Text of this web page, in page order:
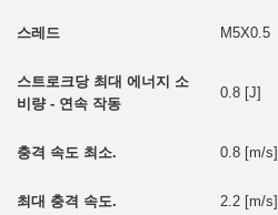
M5X0.5
0.8 [J]
0.8 [m/s]
2.2 [m/s]